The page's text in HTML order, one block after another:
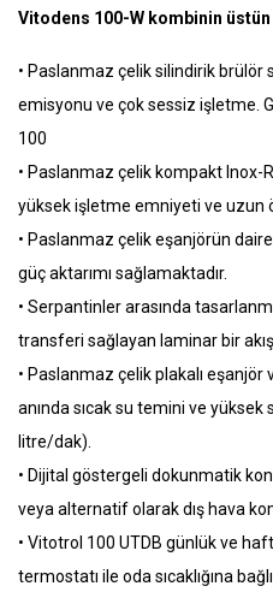
Vitodens 100-W kombinin
• Paslanmaz çelik silindirik brülör
emisyonu ve çok sessiz işletme.
100
• Paslanmaz çelik kompakt Inox-
yüksek işletme emniyeti ve uzun
• Paslanmaz çelik eşanjörün
güç aktarımı sağlamaktadır.
• Serpantinler arasında
transferi sağlayan laminar bir
• Paslanmaz çelik plakalı
anında sıcak su temini ve
litre/dak).
• Dijital göstergeli dokunmatik
veya alternatif olarak dış hava
• Vitotrol 100 UTDB günlük ve
termostatı ile oda sıcaklığına